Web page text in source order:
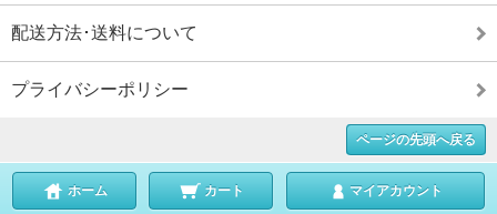
配送方法･送料について
プライバシーポリシー
ページの先頭へ戻る
ホーム カート マイアカウント